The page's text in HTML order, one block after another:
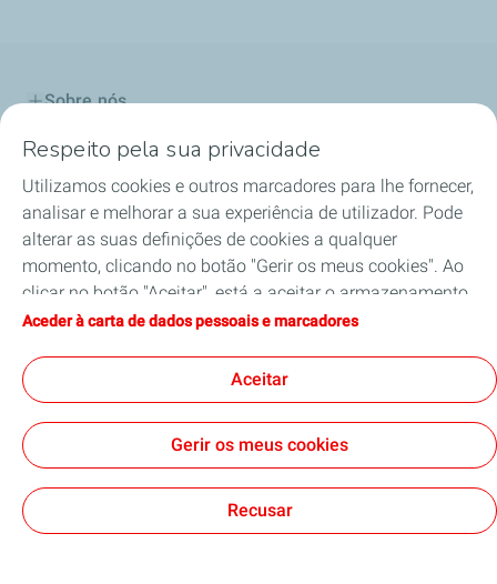
Sobre nós
Os Nossos Produtos
Os Nossos Serviços
Qualidade e Segurança
Meio Ambiente
Nota Legal e de Privacidade
Respeito pela sua privacidade
Utilizamos cookies e outros marcadores para lhe fornecer,
analisar e melhorar a sua experiência de utilizador. Pode
alterar as suas definições de cookies a qualquer
momento, clicando no botão "Gerir os meus cookies". Ao
clicar no botão "Aceitar", está a aceitar o armazenamento
de todos os cookies. Se clicar em "Recusar", apenas serão
funcionamento do site. Para obter mais informações,
pode consultar a página "Carta de dados pessoais e
marcadores".
Aceder à carta de dados pessoais e marcadores
Aceitar
Gerir os meus cookies
Recusar